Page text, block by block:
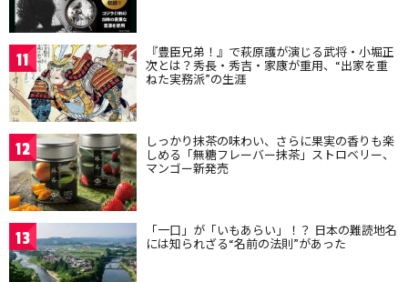
11 『豊臣兄弟！』で萩原護が演じる武将・小堀正
次とは？秀長・秀吉・家康が重用、“出家を重
ねた実務派”の生涯
12 しっかり抹茶の味わい、さらに果実の香りも楽
しめる「無糖フレーバー抹茶」ストロベリー、
マンゴー新発売
13 「一口」が「いもあらい」！？ 日本の難読地名
には知られざる“名前の法則”があった